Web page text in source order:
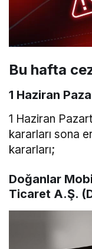
Bu hafta
1 Haziran
1 Haziran
kararları sona
kararları;
Doğanlar
Ticaret A.Ş.